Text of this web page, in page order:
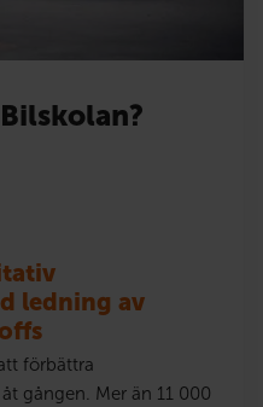
ledning av
förbättra
gången. Mer än 11 000